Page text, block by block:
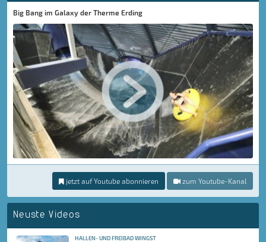
Big Bang im Galaxy der Therme Erding
jetzt auf Youtube abonnieren zum Youtube-Kanal
Neuste Videos
HALLEN- UND FREIBAD WINGST